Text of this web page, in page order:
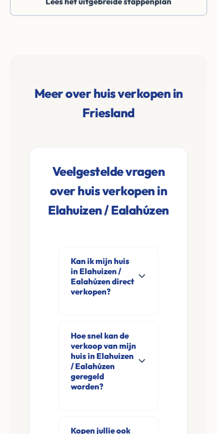
Meer over huis verkopen in
Friesland
Veelgestelde vragen
over huis verkopen in
Elahuizen / Ealahúzen
Kan ik mijn huis
in Elahuizen /
Ealahúzen direct
verkopen?
direct aan in
Elahuizen /
Ealahúzen en
omgeving. U
verkoopt
Hoe snel kan de
verkoop van mijn
huis in Elahuizen
/ Ealahúzen
geregeld
worden?
Kopen jullie ook